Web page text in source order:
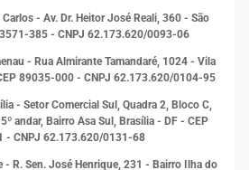
- Av. Dr. Heitor José Reali, 360 - São
385 - CNPJ 62.173.620/0093-06
- Rua Almirante Tamandaré, 1024 - Vila
89035-000 - CNPJ 62.173.620/0104-95
- Setor Comercial Sul, Quadra 2, Bloco C,
andar, Bairro Asa Sul, Brasília - DF - CEP
- CNPJ 62.173.620/0131-68
- R. Sen. José Henrique, 231 - Bairro Ilha do